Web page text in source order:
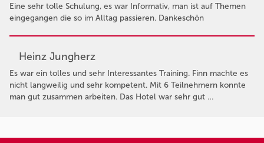
Eine sehr tolle Schulung, es war Informativ, man ist auf Themen
eingegangen die so im Alltag passieren. Dankeschön
Heinz Jungherz
Es war ein tolles und sehr Interessantes Training. Finn machte es
nicht langweilig und sehr kompetent. Mit 6 Teilnehmern konnte
man gut zusammen arbeiten. Das Hotel war sehr gut …